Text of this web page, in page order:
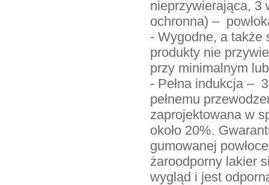
nieprzywierająca, 3
ochronna) –
- Wygodne, a także
produkty nie
przy minimalnym
- Pełna indukcja –
pełnemu
zaprojektowana w
około 20%.
gumowanej
żaroodporny lakier
wygląd i jest